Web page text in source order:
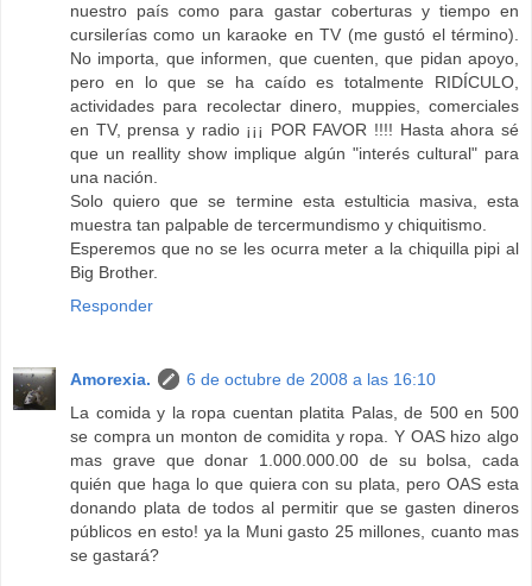
nuestro país como para gastar coberturas y tiempo en
cursilerías como un karaoke en TV (me gustó el término).
No importa, que informen, que cuenten, que pidan apoyo,
pero en lo que se ha caído es totalmente RIDÍCULO,
actividades para recolectar dinero, muppies, comerciales
en TV, prensa y radio ¡¡¡ POR FAVOR !!!! Hasta ahora sé
que un reallity show implique algún "interés cultural" para
una nación.
Solo quiero que se termine esta estulticia masiva, esta
muestra tan palpable de tercermundismo y chiquitismo.
Esperemos que no se les ocurra meter a la chiquilla pipi al
Big Brother.
Responder
Amorexia.
6 de octubre de 2008 a las 16:10
La comida y la ropa cuentan platita Palas, de 500 en 500
se compra un monton de comidita y ropa. Y OAS hizo algo
mas grave que donar 1.000.000.00 de su bolsa, cada
quién que haga lo que quiera con su plata, pero OAS esta
donando plata de todos al permitir que se gasten dineros
públicos en esto! ya la Muni gasto 25 millones, cuanto mas
se gastará?